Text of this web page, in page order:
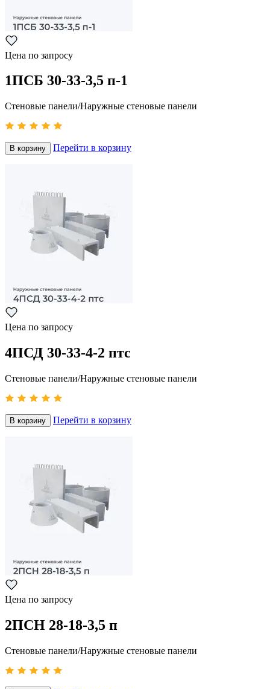
Цена по запросу
1ПСБ 30-33-3,5 п-1
Стеновые панели/Наружные стеновые панели
В корзину Перейти в корзину
Цена по запросу
4ПСД 30-33-4-2 птс
Стеновые панели/Наружные стеновые панели
В корзину Перейти в корзину
Цена по запросу
2ПСН 28-18-3,5 п
Стеновые панели/Наружные стеновые панели